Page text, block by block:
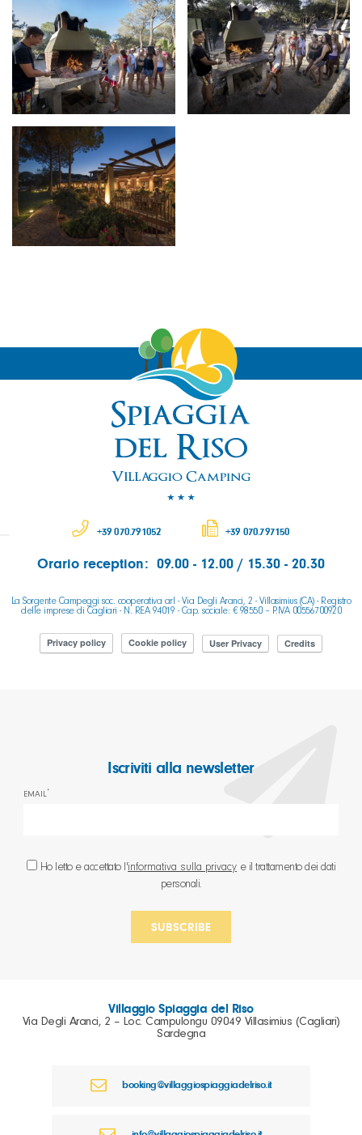
Villaggio Spiaggia del Riso
Via Degli Aranci, 2 – Loc. Campulongu 09049 Villasimius (Cagliari)
Sardegna
booking@villaggiospiaggiadelriso.it
+39 070.791052 +39 070.797150
Orario reception: 09.00 - 12.00 / 15.30 - 20.30
La Sorgente Campeggi soc. cooperativa arl - Via Degli Aranci, 2 - Villasimius (CA) - Registro
delle imprese di Cagliari - N. REA 94019 - Cap. sociale: € 98550 – P.IVA 00556700920
Privacy policy Cookie policy User Privacy Credits
Iscriviti alla newsletter
EMAIL*
Ho letto e accettato l'informativa sulla privacy e il trattamento dei dati
personali.